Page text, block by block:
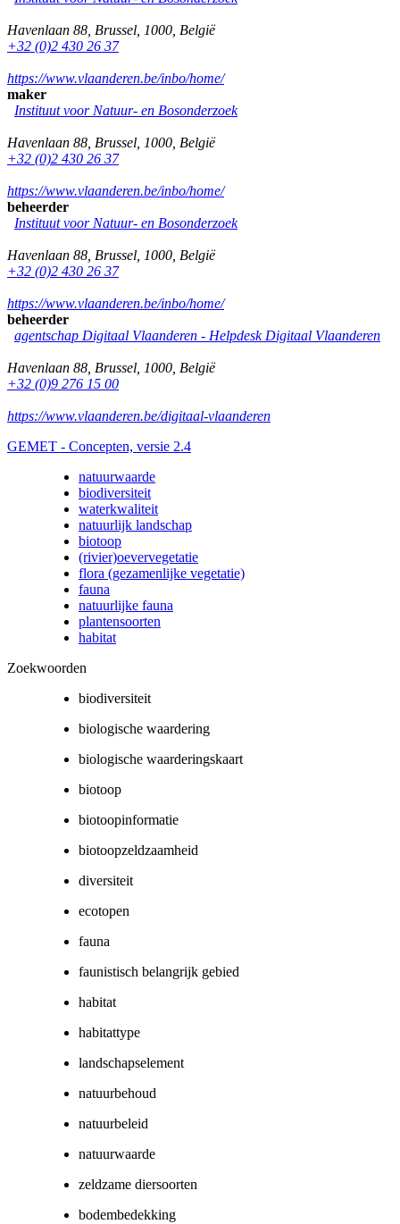
Havenlaan 88 Brussel 1000 België
+32 (0)2 430 26 37
https://www.vlaanderen.be/inbo/home/
maker
Instituut voor Natuur- en Bosonderzoek
Havenlaan 88 Brussel 1000 België
+32 (0)2 430 26 37
https://www.vlaanderen.be/inbo/home/
beheerder
Instituut voor Natuur- en Bosonderzoek
Havenlaan 88 Brussel 1000 België
+32 (0)2 430 26 37
https://www.vlaanderen.be/inbo/home/
beheerder
agentschap Digitaal Vlaanderen - Helpdesk Digitaal Vlaanderen
Havenlaan 88 Brussel 1000 België
+32 (0)9 276 15 00
https://www.vlaanderen.be/digitaal-vlaanderen
GEMET - Concepten, versie 2.4
natuurwaarde
biodiversiteit
waterkwaliteit
natuurlijk landschap
biotoop
(rivier)oevervegetatie
flora (gezamenlijke vegetatie)
fauna
natuurlijke fauna
plantensoorten
habitat
Zoekwoorden
biodiversiteit
biologische waardering
biologische waarderingskaart
biotoop
biotoopinformatie
biotoopzeldzaamheid
diversiteit
ecotopen
fauna
faunistisch belangrijk gebied
habitat
habitattype
landschapselement
natuurbehoud
natuurbeleid
natuurwaarde
zeldzame diersoorten
bodembedekking